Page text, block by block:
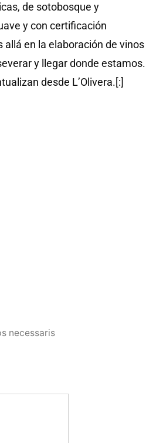
de sotobosque y
y con certificación
allá en la elaboración de vinos
y llegar donde estamos.
desde L’Olivera.[:]
necessaris